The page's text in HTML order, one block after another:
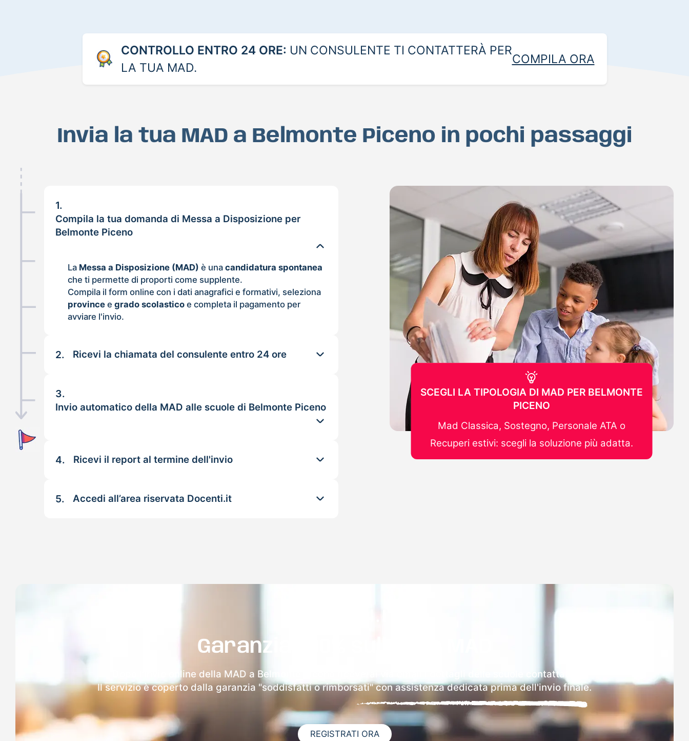
CONTROLLO ENTRO 24 ORE: UN CONSULENTE TI CONTATTERÀ PER
LA TUA MAD.
COMPILA ORA
Invia la tua MAD a Belmonte Piceno in pochi passaggi
1.
Compila la tua domanda di Messa a Disposizione per
Belmonte Piceno
La Messa a Disposizione (MAD) è unacandidatura spontanea
che ti permette di proporti come supplente.
Compila il form online con i dati anagrafici e formativi, seleziona
province egrado scolastico e completa il pagamento per
avviare l'invio.
2. Ricevi la chiamata del consulente entro 24 ore
3.
Invio automatico della MAD alle scuole di Belmonte Piceno
4. Ricevi il report al termine dell'invio
5. Accedi all’area riservata Docenti.it
SCEGLI LA TIPOLOGIA DI MAD PER BELMONTE
PICENO
Mad Classica, Sostegno, Personale ATA o
Recuperi estivi: scegli la soluzione più adatta.
Garanzia 100% sulla tua MAD
Dopo l'invio online della MAD a Belmonte Piceno riceverai via email i dettagli delle scuole contattate.
Il servizio è coperto dalla garanzia "soddisfatti o rimborsati" con assistenza dedicata prima dell'invio finale.
REGISTRATI ORA